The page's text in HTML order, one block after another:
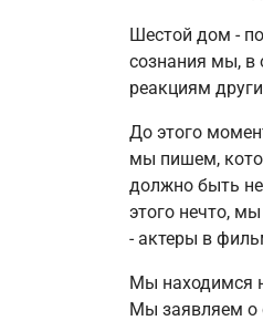
Шестой дом -
сознания мы, в
реакциям
До этого
мы пишем,
должно быть
этого нечто,
- актеры в
Мы находимся
Мы заявляем о